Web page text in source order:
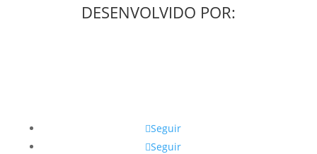
DESENVOLVIDO POR:
Seguir
Seguir